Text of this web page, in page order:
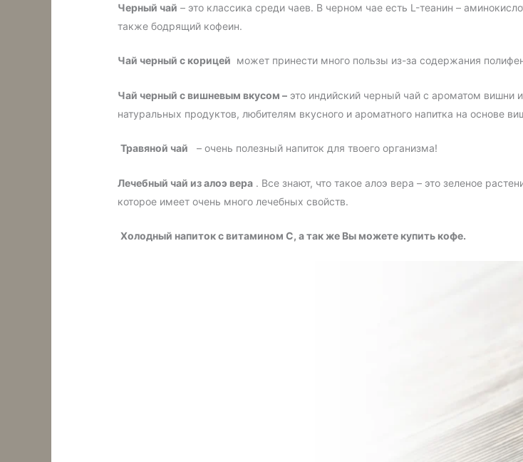
Черный чай – это классика среди чаев. В черном чае есть L-теанин –
также бодрящий кофеин.
Чай черный с корицей может принести много пользы из-за содержания
Чай черный с вишневым вкусом – это индийский черный чай с ароматом
натуральных продуктов, любителям вкусного и ароматного напитка на основе
Травяной чай – очень полезный напиток для твоего организма!
Лечебный чай из алоэ вера . Все знают, что такое алоэ вера – это зеленое
которое имеет очень много лечебных свойств.
Холодный напиток с витамином С, а так же Вы можете купить кофе.